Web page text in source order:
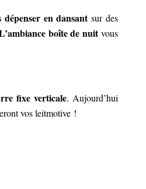
dépenser en dansantsur des
boîte de nuitvous
fixe verticale. Aujourd’hui
vos leitmotive !